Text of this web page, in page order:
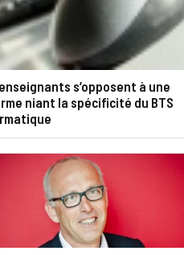
s’opposent à une
niant la spécificité du BTS